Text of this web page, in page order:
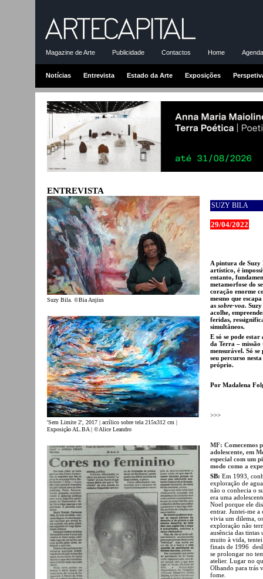
Magazine de Arte Publicidade Contactos Home
Notícias Entrevista Estado da Arte Exposições
ENTREVISTA
Suzy Bila. ©Bia Anjius
'Sem Limite 2', 2017 | acrílico sobre tela 215x312 cm |
Exposição AL.BA | ©Alice Leandro
SUZY BILA
29/04/2022
A pintura de
artístico, é
entanto,
metamorfose do
coração enorme
mesmo que
as sobre-voa.
acolhe,
feridas,
simultâneos.
E só se pode estar
da Terra –
mensurável. Só
seu percurso
próprio.
Por Madalena
>>>
MF: Comecemos
adolescente, em
especial com um
modo como a
SB: Em 1993,
exploração de
não o conhecia o
era uma
Noel porque ele
entrar. Juntei-me
vivia um dilema,
exploração não
ausência das
muito à vida,
finais de 1996
se prolongar no
atelier. Lugar no
Olhando para trás
fome.